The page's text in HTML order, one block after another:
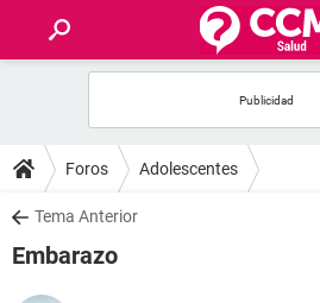
FOROS
SALUD
Foros Adolescentes
Tema Anterior
Embarazo